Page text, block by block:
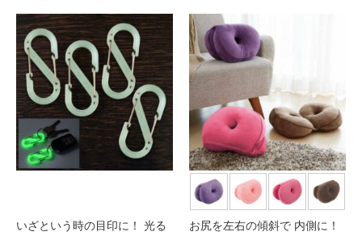
いざという時の目印に！ 光る
お尻を左右の傾斜で 内側に！